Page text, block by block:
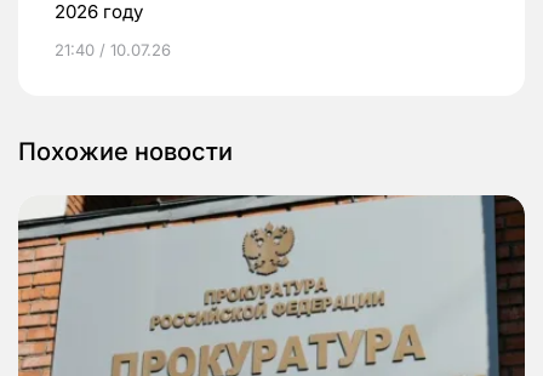
2026 году
21:40 / 10.07.26
Похожие новости